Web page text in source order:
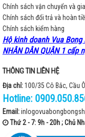
Chính sách vận chuyển và
Chính sách đổi trả và hoàn
Chính sách kiểm hàng
Hộ kinh doanh Vua Bong
NHÂN DÂN QUẬN 1 cấp
THÔNG TIN LIÊN HỆ
Địa chỉ:100/35 Cô Bắc, Cầu
Hotline:
Email:
Thứ 2 - 7: 9h - 20h ; Chủ